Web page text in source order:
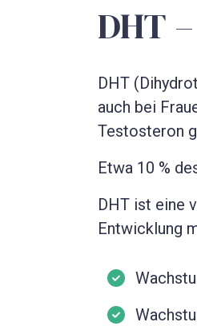
DHT
DHT
auch bei
Testosteron
Etwa 10 %
DHT ist eine
Entwicklung